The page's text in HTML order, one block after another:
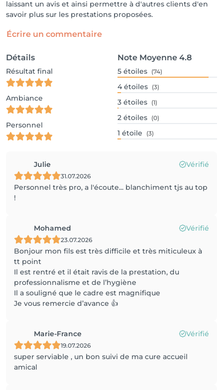
laissant un avis et ainsi permettre à d'autres clients d'en
savoir plus sur les prestations proposées.
Écrire un commentaire
Détails
Résultat final
Ambiance
Personnel
Note Moyenne 4.8
5 étoiles (74)
4 étoiles (3)
3 étoiles (1)
2 étoiles (0)
1 étoile (3)
Julie Vérifié
31.07.2026
Personnel très pro, a l'écoute... blanchiment tjs au top
!
Mohamed Vérifié
23.07.2026
Bonjour mon fils est très difficile et très miticuleux à
tt point
Il est rentré et il était ravis de la prestation, du
professionnalisme et de l’hygiène
Il a souligné que le cadre est magnifique
Je vous remercie d’avance 👍
Marie-France Vérifié
19.07.2026
super serviable , un bon suivi de ma cure accueil
amical